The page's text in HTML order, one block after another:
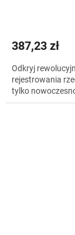
387,23 zł
Odkryj
rejestrowania
tylko